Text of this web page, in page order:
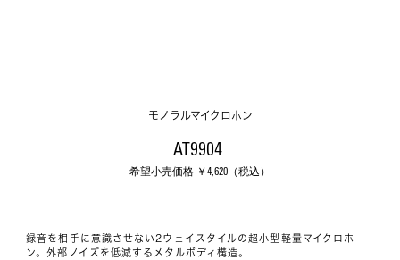
モノラルマイクロホン
AT9904
希望小売価格 ￥ 4,620 （税込）
録音を相手に意識させない2ウェイスタイルの超小型軽量マイクロホ
ン。外部ノイズを低減するメタルボディ構造。